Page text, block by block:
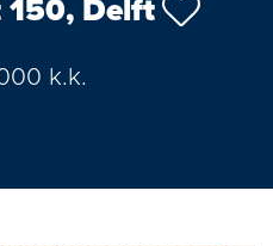
150, Delft
k.k.